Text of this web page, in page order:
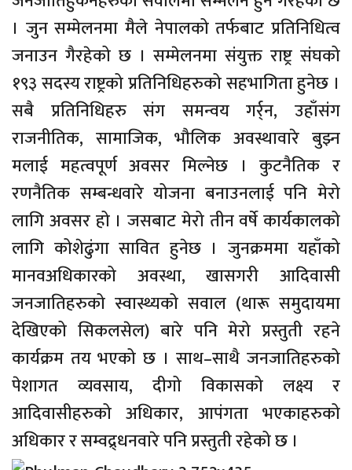
। जुन सम्मेलनमा मैले नेपालको तर्फबाट प्रतिनिधित्व
जनाउन गैरहेको छ । सम्मेलनमा संयुक्त राष्ट्र संघको
१९३ सदस्य राष्ट्रको प्रतिनिधिहरुको सहभागिता हुनेछ ।
सबै प्रतिनिधिहरु संग समन्वय गर्र्न, उहाँसंग
राजनीतिक, सामाजिक, भौलिक अवस्थावारे बुझ्न
मलाई महत्वपूर्ण अवसर मिल्नेछ । कुटनैतिक र
रणनैतिक सम्बन्धवारे योजना बनाउनलाई पनि मेरो
लागि अवसर हो । जसबाट मेरो तीन वर्षे कार्यकालको
लागि कोशेढुंगा सावित हुनेछ । जुनक्रममा यहाँको
मानवअधिकारको अवस्था, खासगरी आदिवासी
जनजातिहरुको स्वास्थ्यको सवाल (थारू समुदायमा
देखिएको सिकलसेल) बारे पनि मेरो प्रस्तुती रहने
कार्यक्रम तय भएको छ । साथ–साथै जनजातिहरुको
पेशागत व्यवसाय, दीगो विकासको लक्ष्य र
आदिवासीहरुको अधिकार, आपंगता भएकाहरुको
अधिकार र सम्वद्र्धनवारे पनि प्रस्तुती रहेको छ ।